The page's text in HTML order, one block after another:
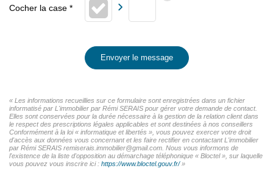
Envoyer le message
« Les informations recueillies sur ce formulaire sont enregistrées dans un fichier
informatisé par L'immobilier par Rémi SERAIS pour gérer votre demande de contact.
Elles sont conservées pour la durée nécessaire à la gestion de la relation client dans
le respect des prescriptions légales applicables et sont destinées à nos conseillers
Conformément à la loi « informatique et libertés », vous pouvez exercer votre droit
d'accès aux données vous concernant et les faire rectifier en contactant L'immobilier
par Rémi SERAIS remiserais.immobilier@gmail.com. Nous vous informons de
l'existence de la liste d'opposition au démarchage téléphonique « Bloctel », sur laquelle
vous pouvez vous inscrire ici : https://www.bloctel.gouv.fr/»